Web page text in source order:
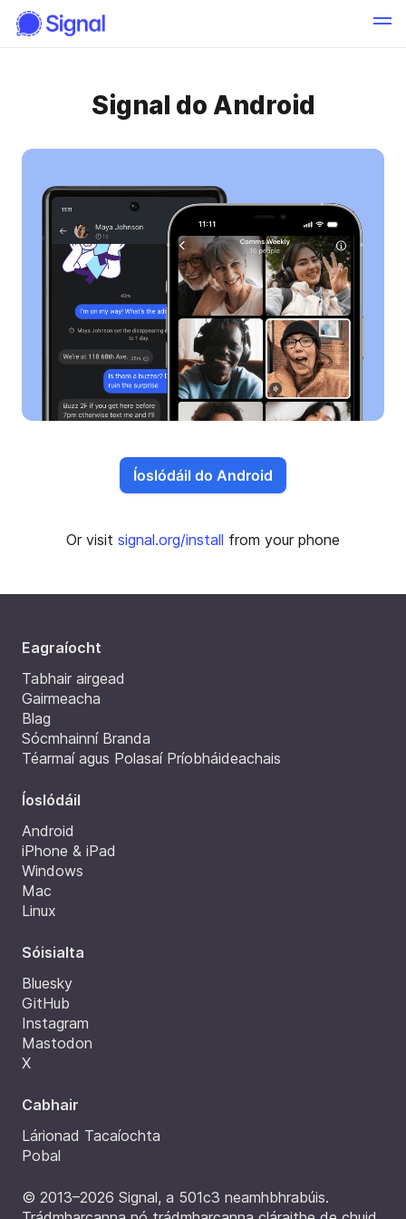
Signal do Android
Íoslódáil do Android
Or visit signal.org/install from your phone
Eagraíocht
Tabhair airgead
Gairmeacha
Blag
Sócmhainní Branda
Téarmaí agus Polasaí Príobháideachais
Íoslódáil
Android
iPhone & iPad
Windows
Mac
Linux
Sóisialta
Bluesky
GitHub
Instagram
Mastodon
X
Cabhair
Lárionad Tacaíochta
Pobal
© 2013–2026 Signal, a 501c3 neamhbhrabúis.